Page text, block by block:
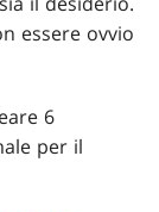
essere ovvio
6
per il